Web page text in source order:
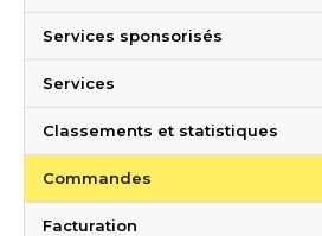
Services sponsorisés
Services
Classements et statistiques
Commandes
Facturation